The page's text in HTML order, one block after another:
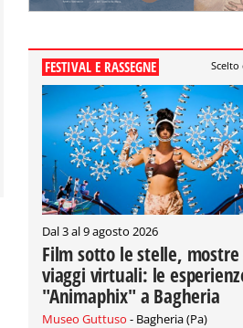
FESTIVAL E RASSEGNE Scelto
Dal 3 al 9 agosto 2026
Film sotto le stelle, mostre
viaggi virtuali: le
"Animaphix" a Bagheria
Museo Guttuso - Bagheria (Pa)